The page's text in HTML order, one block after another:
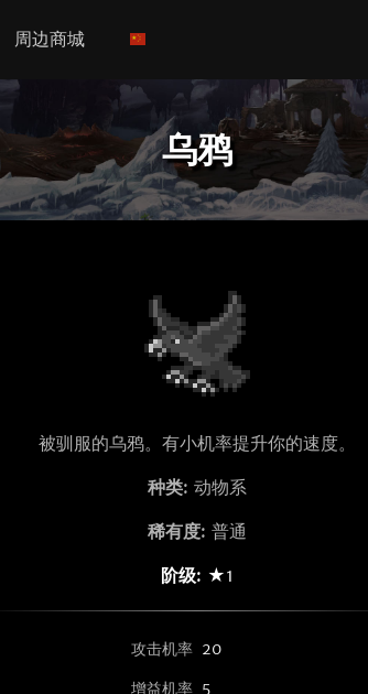
周边商城
乌鸦
被驯服的乌鸦。有小机率提升你的速度。
种类: 动物系
稀有度: 普通
阶级: ★1
攻击机率 20
增益机率 5